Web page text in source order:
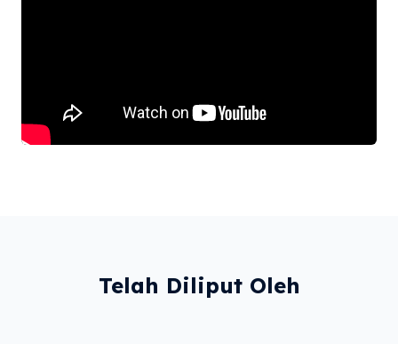
Telah Diliput Oleh